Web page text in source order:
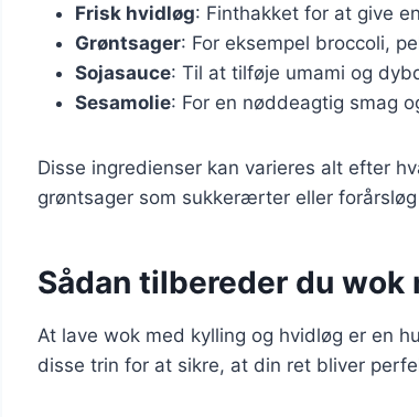
Frisk hvidløg: Finthakket for at give
Grøntsager: For eksempel broccoli,
Sojasauce: Til at tilføje umami og
Sesamolie: For en nøddeagtig smag
Disse ingredienser kan varieres alt efter
grøntsager som sukkerærter eller
Sådan tilbereder du
At lave wok med kylling og hvidløg er en
disse trin for at sikre, at din ret bliver